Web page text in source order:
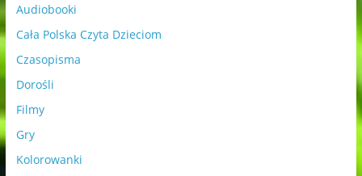
Audiobooki
Cała Polska Czyta Dzieciom
Czasopisma
Dorośli
Filmy
Gry
Kolorowanki